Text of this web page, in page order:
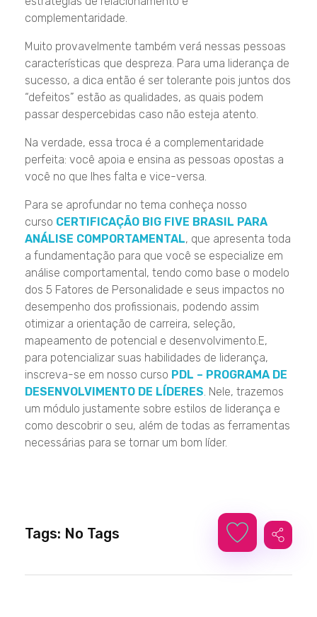
complementaridade.
Muito provavelmente também verá nessas pessoas
características que despreza. Para uma liderança de
sucesso, a dica então é ser tolerante pois juntos dos
“defeitos” estão as qualidades, as quais podem
passar despercebidas caso não esteja atento.
Na verdade, essa troca é a complementaridade
perfeita: você apoia e ensina as pessoas opostas a
você no que lhes falta e vice-versa.
Para se aprofundar no tema conheça nosso
curso CERTIFICAÇÃO BIG FIVE BRASIL PARA
ANÁLISE COMPORTAMENTAL, que apresenta toda
a fundamentação para que você se especialize em
análise comportamental, tendo como base o modelo
dos 5 Fatores de Personalidade e seus impactos no
desempenho dos profissionais, podendo assim
otimizar a orientação de carreira, seleção,
mapeamento de potencial e desenvolvimento.E,
para potencializar suas habilidades de liderança,
inscreva-se em nosso curso PDL – PROGRAMA DE
DESENVOLVIMENTO DE LÍDERES . Nele, trazemos
um módulo justamente sobre estilos de liderança e
como descobrir o seu, além de todas as ferramentas
necessárias para se tornar um bom líder.
Tags: No Tags